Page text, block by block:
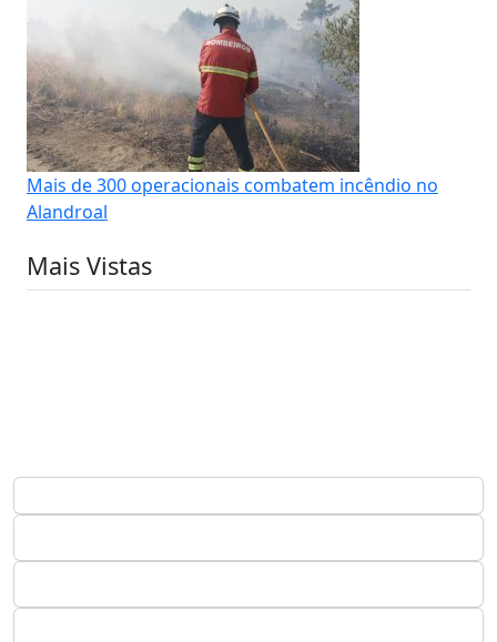
Mais de 300 operacionais combatem incêndio no
Alandroal
Mais Vistas